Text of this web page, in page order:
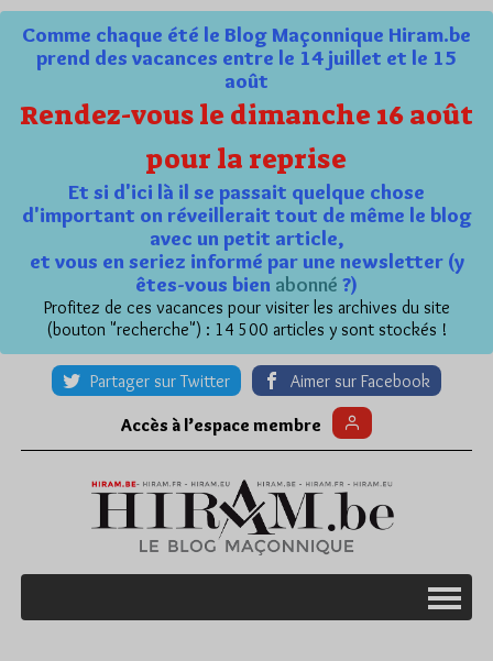
Comme chaque été le Blog Maçonnique Hiram.be
prend des vacances entre le 14 juillet et le 15
août
Rendez-vous le dimanche 16 août
pour la reprise
Et si d'ici là il se passait quelque chose
d'important on réveillerait tout de même le blog
avec un petit article,
et vous en seriez informé par une newsletter (y
êtes-vous bien abonné ?)
Profitez de ces vacances pour visiter les archives du site
(bouton "recherche") : 14 500 articles y sont stockés !
Partager sur Twitter Aimer sur Facebook
Accès à l’espace membre